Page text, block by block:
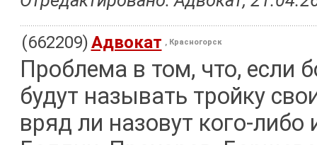
(662209)Адвокат , Красногорск
Проблема в том, что, если
будут называть тройку
вряд ли назовут кого-либо